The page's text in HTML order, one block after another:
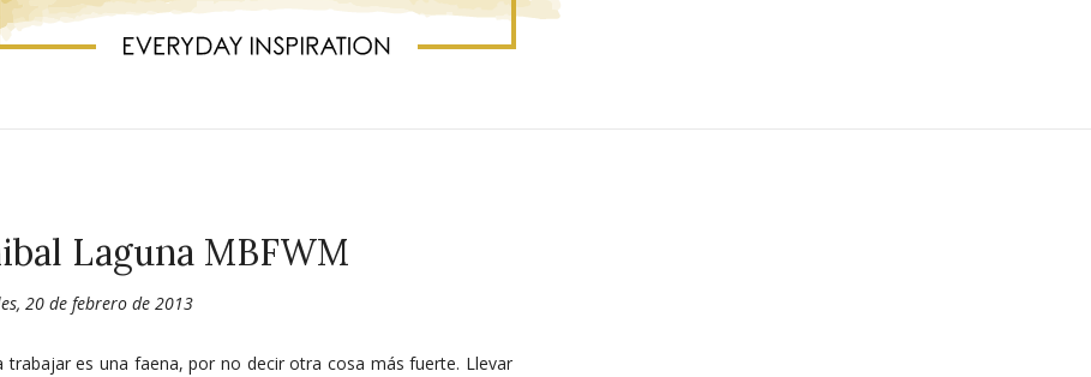
Laguna MBFWM
20 de febrero de 2013
es una faena, por no decir otra cosa más fuerte. Llevar